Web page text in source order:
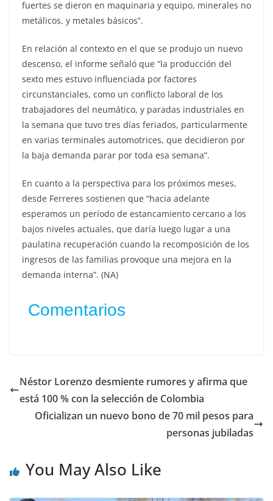
fuertes se dieron en maquinaria y equipo, minerales no
metálicos, y metales básicos”.
En relación al contexto en el que se produjo un nuevo
descenso, el informe señaló que “la producción del
sexto mes estuvo influenciada por factores
circunstanciales, como un conflicto laboral de los
trabajadores del neumático, y paradas industriales en
la semana que tuvo tres días feriados, particularmente
en varias terminales automotrices, que decidieron por
la baja demanda parar por toda esa semana”.
En cuanto a la perspectiva para los próximos meses,
desde Ferreres sostienen que “hacia adelante
esperamos un período de estancamiento cercano a los
bajos niveles actuales, que daría luego lugar a una
paulatina recuperación cuando la recomposición de los
ingresos de las familias provoque una mejora en la
demanda interna”. (NA)
Comentarios
Néstor Lorenzo desmiente rumores y afirma que
está 100 % con la selección de Colombia
Oficializan un nuevo bono de 70 mil pesos para
personas jubiladas
You May Also Like